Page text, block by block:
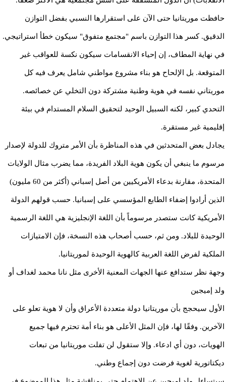
حافظت موريتانيا حتى الآن على استقرارها النسبي بفضل التوازن
الدقيق. كسر هذا التوازن باسم "مجتمع متفوق" سيكون خطأ استراتيجي.
في نهاية المطاف، إن إحياء الانقسامات سيكون نكسة للعواقب غير
المتوقعة. بل الإلحاح هو بناء مشروع مواطني شامل يعرف فيه كل
موريتاني نفسه في هوية وطنية مشتركة دون التخلي عن خصائصه.
التحدي كبير، لكنه السبيل الوحيد لتحقيق السلام المستدام في بيئة
إقليمية غير مستقرة.
يجادل بعض المتحدثين في هذه المناظرة بأن الأمر متروك للدولة لإصدار
مرسوم ما ينبغي أن يكون هوية البلاد الفريدة، مما يضرب مثال الولايات
المتحدة، مقارنة بدعاء الأمريكيين من أصل إسباني (أكثر من 60 مليون)
الذين أرادوا إضفاء الطابع المؤسسي على إسبانيا. حسب قولهم الدولة
الأمريكية كانت ستصدر مرسوماً بأن اللغة الإنجليزية هي اللغة الرسمية
الوحيدة للبلاد. ومن ثم، حسب أصحاب هذه النسخة، فإن الامتيازات
الملكية لفرض اللغة العربية كالهوية الوحيدة لموريتانيا.
وجهة نظر ستدافع عنها الجهات المعنية الأخرى مثل نانا محمد لغداف أو
ولد إميجين
الأول سيحجج بأن موريتانيا دولة متعددة الأعراق وأن لا هوية تعلو على
الآخرين. وفقًا لها، فإن المثل الأعلى هو بناء أمة تحترم فيها جميع
الهويات، دون أي ادعاء. وإلا ستقول لن تفلت موريتانيا من تبعات
ديكتاتورية لغوية فرضت دون إجماع وطني.